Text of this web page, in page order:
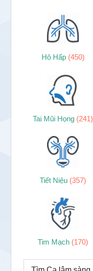
Hô Hấp (450)
Tai Mũi Họng (241)
Tiết Niệu (357)
Tim Mạch (170)